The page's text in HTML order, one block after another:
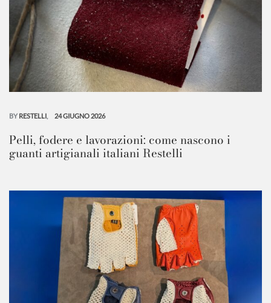
BY RESTELLI 24 GIUGNO 2026
Pelli, fodere e lavorazioni: come nascono i
guanti artigianali italiani Restelli